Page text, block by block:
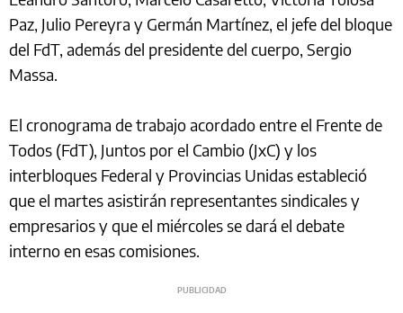
Paz, Julio Pereyra y Germán Martínez, el jefe del bloque
del FdT, además del presidente del cuerpo, Sergio
Massa.
El cronograma de trabajo acordado entre el Frente de
Todos (FdT), Juntos por el Cambio (JxC) y los
interbloques Federal y Provincias Unidas estableció
que el martes asistirán representantes sindicales y
empresarios y que el miércoles se dará el debate
interno en esas comisiones.